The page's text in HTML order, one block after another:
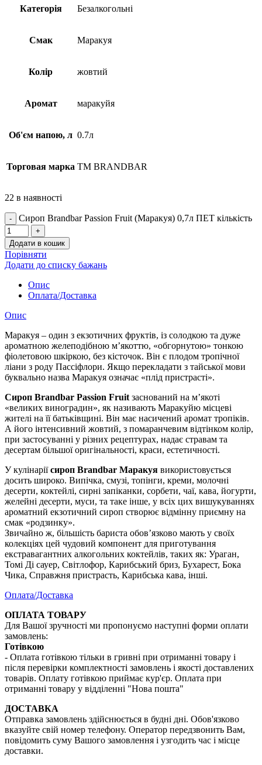
Категорія Безалкогольні
Смак Маракуя
Колір жовтий
Аромат маракуйя
Об'єм напою, л 0.7л
Торговая марка TM BRANDBAR
22 в наявності
Сироп Brandbar Passion Fruit (Маракуя) 0,7л ПЕТ кількість
Додати в кошик
Порівняти
Додати до списку бажань
Опис
Оплата/Доставка
Опис
Маракуя – один з екзотичних фруктів, із солодкою та дуже
ароматною желеподібною м’якоттю, «обгорнутою» тонкою
фіолетовою шкіркою, без кісточок. Він є плодом тропічної
ліани з роду Пассіфлори. Якщо перекладати з тайської мови
буквально назва Маракуя означає «плід пристрасті».
Сироп Brandbar Passion Fruit заснований на м’якоті
«великих виноградин», як називають Маракуйю місцеві
жителі на її батьківщині. Він має насичений аромат тропіків.
А його інтенсивний жовтий, з помаранчевим відтінком колір,
при застосуванні у різних рецептурах, надає стравам та
десертам більшої оригінальності, краси, естетичності.
У кулінаріїсироп Brandbar Маракуя використовується
досить широко. Випічка, смузі, топінги, креми, молочні
десерти, коктейлі, сирні запіканки, сорбети, чаї, кава, йогурти,
желейні десерти, муси, та таке інше, у всіх цих вишукуваннях
ароматний екзотичний сироп створює відмінну приємну на
смак «родзинку».
Звичайно ж, більшість бариста обов’язково мають у своїх
колекціях цей чудовий компонент для приготування
екстравагантних алкогольних коктейлів, таких як: Ураган,
Томі Ді сауер, Світлофор, Карибський бриз, Бухарест, Бока
Чика, Справжня пристрасть, Карибська кава, інші.
Оплата/Доставка
ОПЛАТА ТОВАРУ
Для Вашої зручності ми пропонуємо наступні форми оплати
замовлень:
Готівкою
- Оплата готівкою тільки в гривні при отриманні товару і
після перевірки комплектності замовлень і якості доставлених
товарів. Оплату готівкою приймає кур'єр. Оплата при
отриманні товару у відділенні "Нова пошта"
ДОСТАВКА
Отправка замовлень здійснюється в будні дні. Обов'язково
вказуйте свій номер телефону. Оператор передзвонить Вам,
повідомить суму Вашого замовлення і узгодить час і місце
доставки.